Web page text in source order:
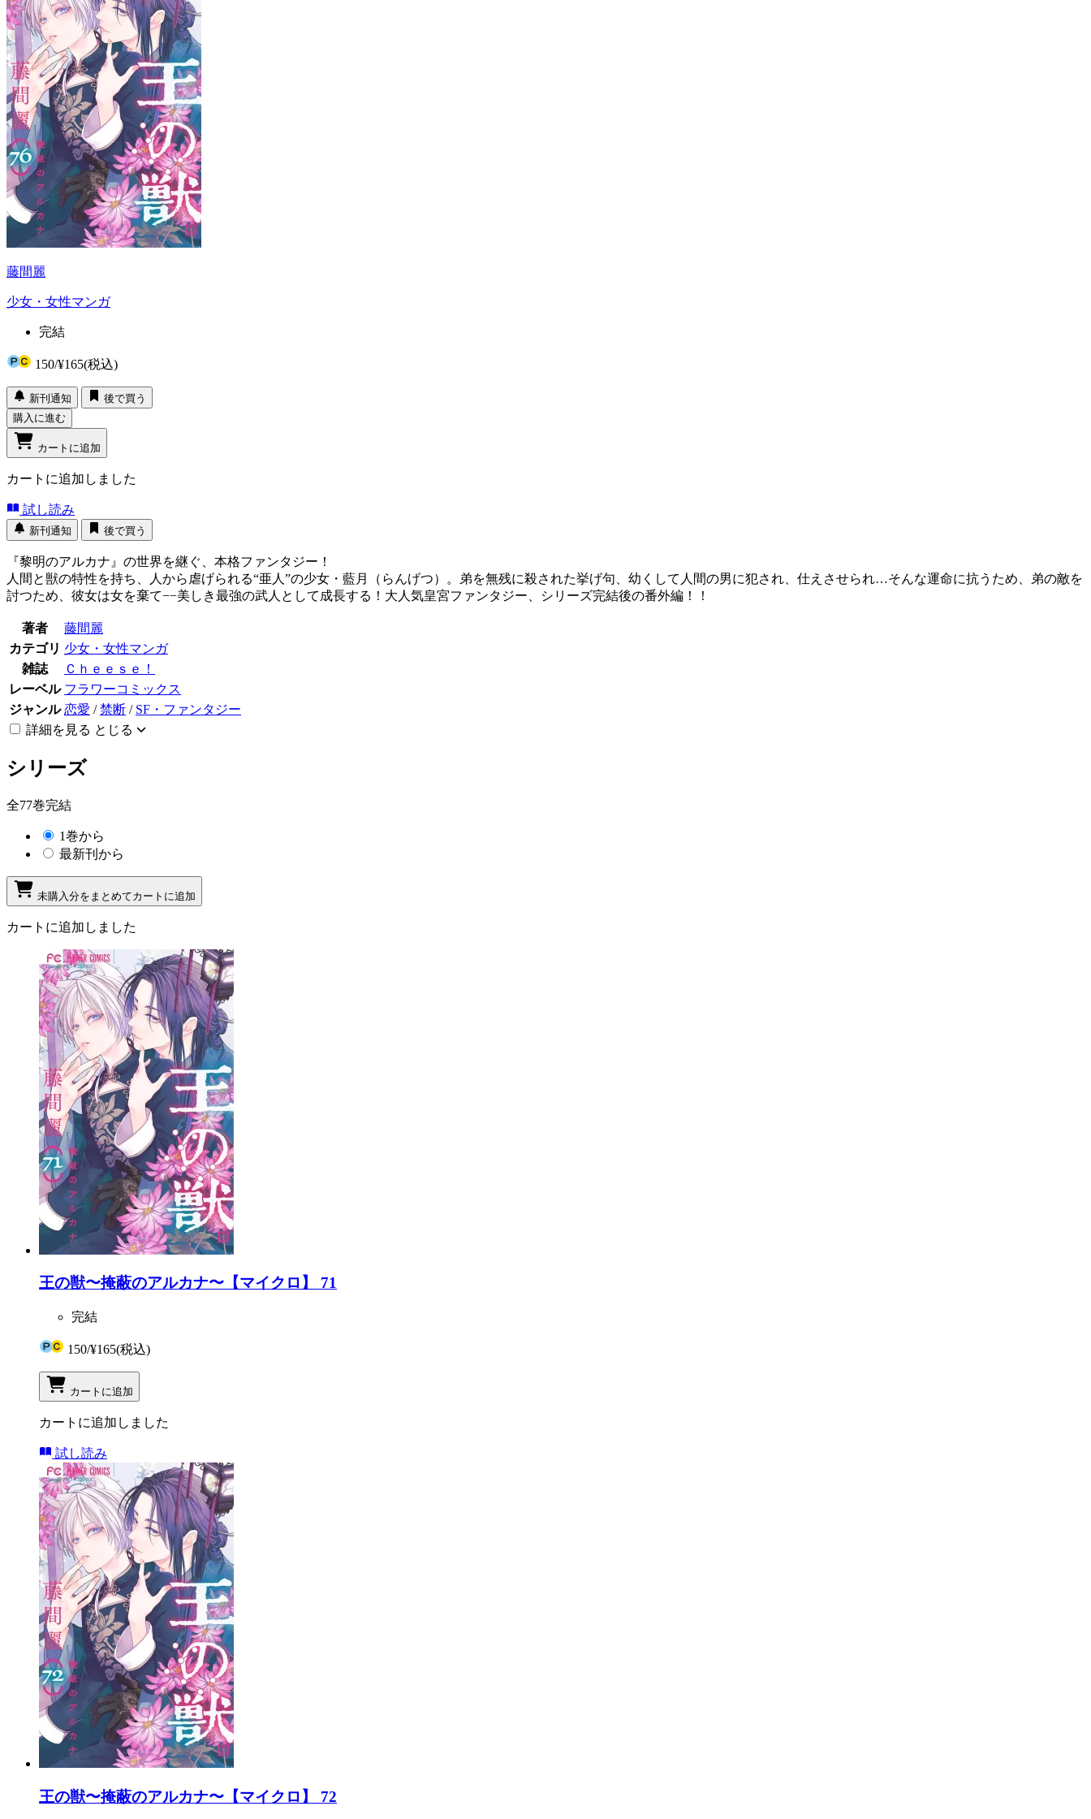
藤間麗
少女・女性マンガ
完結
150/¥165(税込)
新刊通知
後で買う
購入に進む
カートに追加
カートに追加しました
試し読み
新刊通知 後で買う
『黎明のアルカナ』の世界を継ぐ、本格ファンタジー！
人間と獣の特性を持ち、人から虐げられる“亜人”の少女・藍月（らんげつ）。弟を無残に殺された挙げ句、幼くして人間の男に犯され、仕えさせられ…そんな運命に抗うため、弟の敵を
討つため、彼女は女を棄て−−美しき最強の武人として成長する！大人気皇宮ファンタジー、シリーズ完結後の番外編！！
著者
藤間麗
カテゴリ 少女・女性マンガ
雑誌
Ｃｈｅｅｓｅ！
レーベル フラワーコミックス
ジャンル 恋愛 /禁断 / SF・ファンタジー
詳細を見る とじる
シリーズ
全77巻完結
1巻から
最新刊から
未購入分をまとめてカートに追加
カートに追加しました
王の獣〜掩蔽のアルカナ〜【マイクロ】 71
完結
150/¥165(税込)
カートに追加
カートに追加しました
試し読み
王の獣〜掩蔽のアルカナ〜【マイクロ】 72